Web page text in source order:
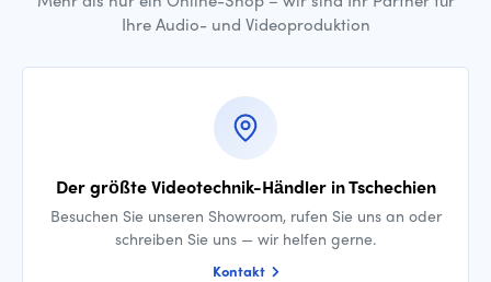
Ihre Audio- und Videoproduktion
Der größte Videotechnik-Händler in Tschechien
Besuchen Sie unseren Showroom, rufen Sie uns an oder
schreiben Sie uns — wir helfen gerne.
Kontakt